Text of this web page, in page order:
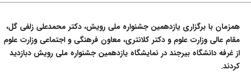
همزمان با برگزاری یازدهمین جشنواره ملی رویش، دکتر محمدعلی زلفی گل،
مقام عالی وزارت علوم و دکتر کلانتری، معاون فرهنگی و اجتماعی وزارت علوم
از غرفه دانشگاه بیرجند در نمایشگاه یازدهمین جشنواره ملی رویش دبازدید
کردند.